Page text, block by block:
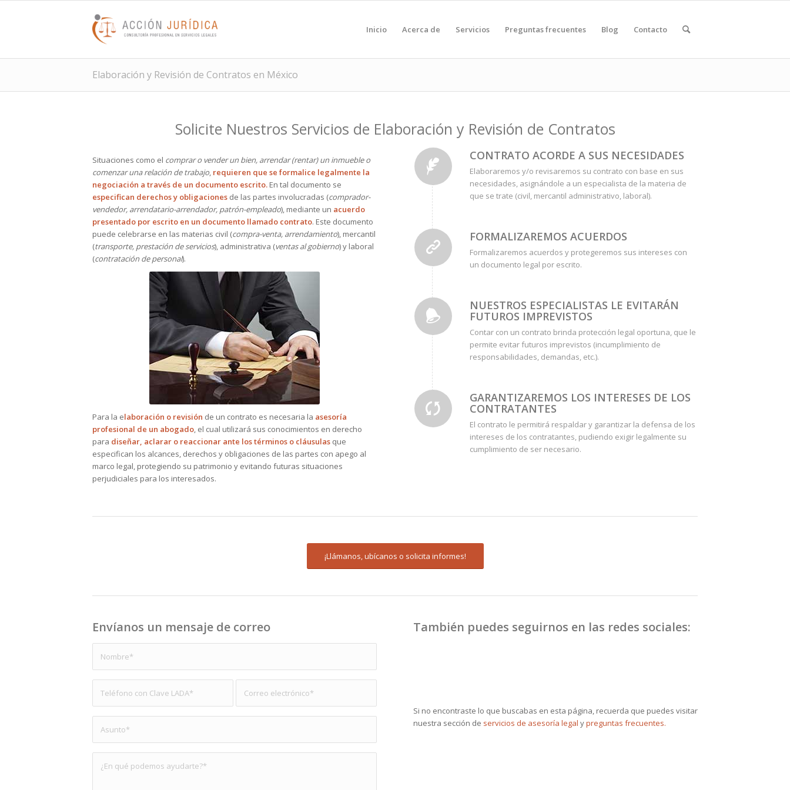
Inicio Acerca de Servicios Preguntas frecuentes Blog Contacto
Elaboración y Revisión de Contratos en México
Solicite Nuestros Servicios de Elaboración y Revisión de Contratos
Situaciones como el comprar o vender un bien, arrendar (rentar) un inmueble o
comenzar una relación de trabajo, requieren que se formalice legalmente la
negociación a través de un documento escrito. En tal documento se
especifican derechos y obligaciones de las partes involucradas (comprador-
vendedor, arrendatario-arrendador, patrón-empleado), mediante un acuerdo
presentado por escrito en un documento llamado contrato. Este documento
puede celebrarse en las materias civil (compra-venta, arrendamiento), mercantil
(transporte, prestación de servicios), administrativa (ventas al gobierno) y laboral
(contratación de personal).
Para la elaboración o revisión de un contrato es necesaria la asesoría
profesional de un abogado, el cual utilizará sus conocimientos en derecho
para diseñar, aclarar o reaccionar ante los términos o cláusulas que
especifican los alcances, derechos y obligaciones de las partes con apego al
marco legal, protegiendo su patrimonio y evitando futuras situaciones
perjudiciales para los interesados.
CONTRATO ACORDE A SUS NECESIDADES
Elaboraremos y/o revisaremos su contrato con base en sus
necesidades, asignándole a un especialista de la materia de
que se trate (civil, mercantil administrativo, laboral).
FORMALIZAREMOS ACUERDOS
Formalizaremos acuerdos y protegeremos sus intereses con
un documento legal por escrito.
NUESTROS ESPECIALISTAS LE EVITARÁN
FUTUROS IMPREVISTOS
Contar con un contrato brinda protección legal oportuna, que le
permite evitar futuros imprevistos (incumplimiento de
responsabilidades, demandas, etc.).
GARANTIZAREMOS LOS INTERESES DE LOS
CONTRATANTES
El contrato le permitirá respaldar y garantizar la defensa de los
intereses de los contratantes, pudiendo exigir legalmente su
cumplimiento de ser necesario.
¡Llámanos, ubícanos o solicita informes!
Envíanos un mensaje de correo También puedes seguirnos en las redes sociales:
Si no encontraste lo que buscabas en esta página, recuerda que puedes visitar
nuestra sección de servicios de asesoría legal ypreguntas frecuentes.